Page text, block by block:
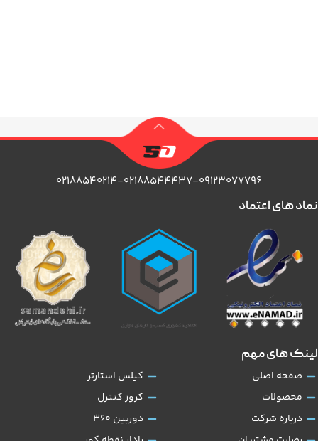
۰۲۱۸۸۵۴۰۲۱۴-۰۲۱۸۸۵۴۴۴۳۷-۰۹۱۲۳۰۷۷۷۹۶
لینک های مهم
صفحه اصلی
محصولات
درباره شرکت
کیلس استارتر
کروز کنترل
دوربین 360
نماد های اعتماد